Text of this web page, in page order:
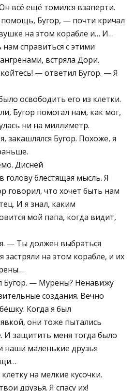
всё ещё томился взаперти.
Бугор, — почти кричал
на этом корабле и… И…
справиться с этими
встряла Дори.
— ответил Бугор. — Я
освободить его из клетки.
Бугор помогал нам, как мог,
ни на миллиметр.
закашлялся Бугор. Похоже, я
блестящая мысль. Я
говорил, что хочет быть нам
И я знал, каким
мой папа, когда видит,
— Ты должен выбраться
застряли на этом корабле, и их
Бугор. — Мурены? Ненавижу
создания. Вечно
Когда я был
они тоже пытались
И защитить меня тогда было
наши маленькие друзья
на мелкие кусочки.
друзья. Я спасу их!